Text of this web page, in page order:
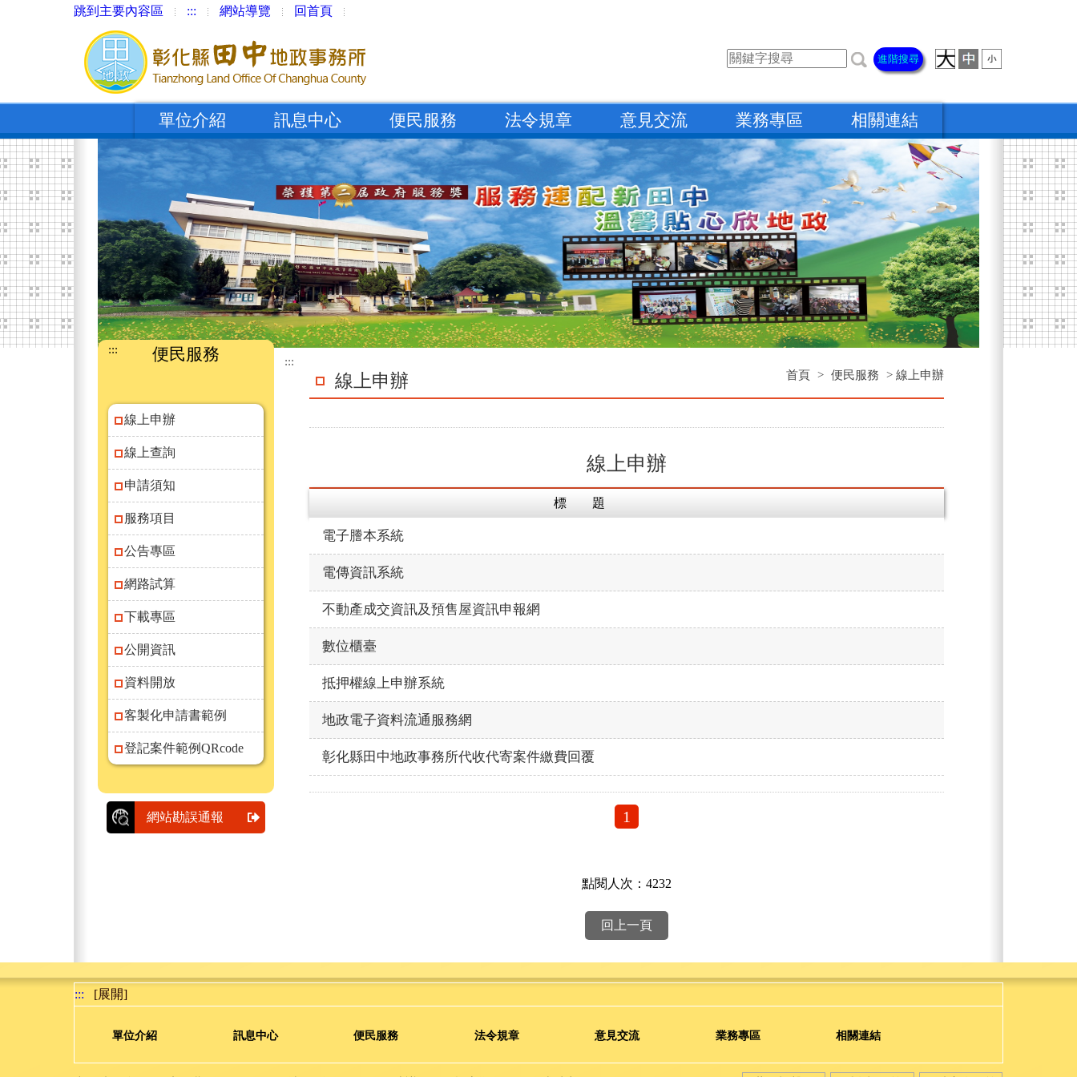
跳到主要內容區 ::: 網站導覽 回首頁
進階搜尋
單位介紹 訊息中心 便民服務 法令規章 意見交流 業務專區 相關連結
::: 便民服務
線上申辦
線上查詢
申請須知
服務項目
公告專區
網路試算
下載專區
公開資訊
資料開放
客製化申請書範例
登記案件範例QRcode
網站勘誤通報
:::
首頁 > 便民服務 > 線上申辦
線上申辦
線上申辦
標 題
電子謄本系統
電傳資訊系統
不動產成交資訊及預售屋資訊申報網
數位櫃臺
抵押權線上申辦系統
地政電子資料流通服務網
彰化縣田中地政事務所代收代寄案件繳費回覆
1
點閱人次：4232
回上一頁
::: [展開]
單位介紹 訊息中心 便民服務 法令規章 意見交流 業務專區 相關連結